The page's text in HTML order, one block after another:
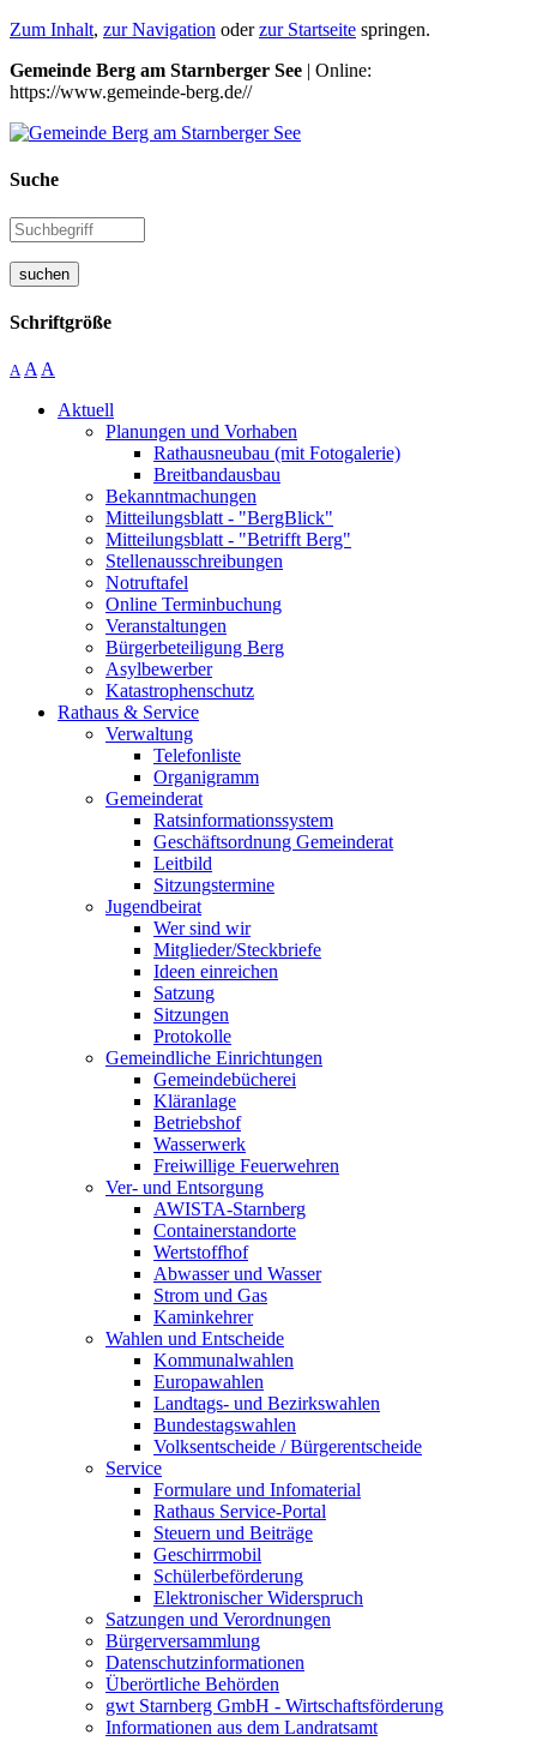
Zum Inhalt, zur Navigation oderzur Startseite springen.
Gemeinde Berg am Starnberger See | Online:
https://www.gemeinde-berg.de//
Suche
suchen
Schriftgröße
A A A
Aktuell
Planungen und Vorhaben
Rathausneubau (mit Fotogalerie)
Breitbandausbau
Bekanntmachungen
Mitteilungsblatt - "BergBlick"
Mitteilungsblatt - "Betrifft Berg"
Stellenausschreibungen
Notruftafel
Online Terminbuchung
Veranstaltungen
Bürgerbeteiligung Berg
Asylbewerber
Katastrophenschutz
Rathaus & Service
Verwaltung
Telefonliste
Organigramm
Gemeinderat
Ratsinformationssystem
Geschäftsordnung Gemeinderat
Leitbild
Sitzungstermine
Jugendbeirat
Wer sind wir
Mitglieder/Steckbriefe
Ideen einreichen
Satzung
Sitzungen
Protokolle
Gemeindliche Einrichtungen
Gemeindebücherei
Kläranlage
Betriebshof
Wasserwerk
Freiwillige Feuerwehren
Ver- und Entsorgung
AWISTA-Starnberg
Containerstandorte
Wertstoffhof
Abwasser und Wasser
Strom und Gas
Kaminkehrer
Wahlen und Entscheide
Kommunalwahlen
Europawahlen
Landtags- und Bezirkswahlen
Bundestagswahlen
Volksentscheide / Bürgerentscheide
Service
Formulare und Infomaterial
Rathaus Service-Portal
Steuern und Beiträge
Geschirrmobil
Schülerbeförderung
Elektronischer Widerspruch
Satzungen und Verordnungen
Bürgerversammlung
Datenschutzinformationen
Überörtliche Behörden
gwt Starnberg GmbH - Wirtschaftsförderung
Informationen aus dem Landratsamt